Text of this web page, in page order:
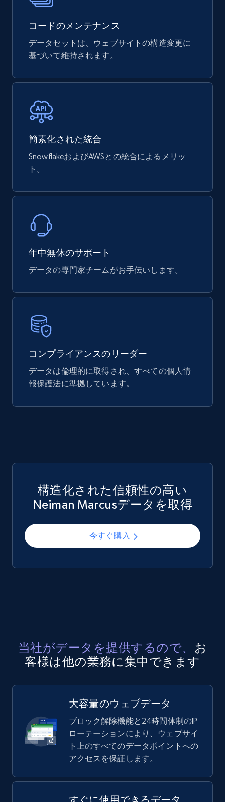
Digikey - Products
Product url, Category url, Part number,
Description, Manufacturer, Manufacturer url,
775+
mercadolivre.com.br products
URL, Product id, Title, Breadcrumbs, Category,
eCommerce
747+ 39+
URL, Review id, Reviewer name, Review date,
Review rating, Review, Found helpful, App url, and
eCommerce
740+ 39+ 今すぐ購入
Manufacturer url, and more.
コードのメンテナンス
データセットは、ウェブサイトの構造変更に
基づいて維持されます。
簡素化された統合
SnowflakeおよびAWSとの統合によるメリッ
ト。
年中無休のサポート
データの専門家チームがお手伝いします。
コンプライアンスのリーダー
データは倫理的に取得され、すべての個人情
報保護法に準拠しています。
構造化された信頼性の高い
Neiman Marcusデータを取得
今すぐ購入
当社がデータを提供するので、 お
客様は他の業務に集中できます
大容量のウェブデータ
ブロック解除機能と24時間体制のIP
ローテーションにより、ウェブサイ
ト上のすべてのデータポイントへの
アクセスを保証します。